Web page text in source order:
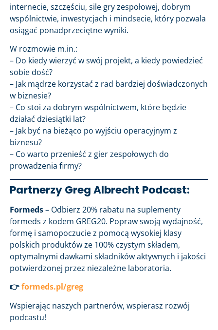
internecie, szczęściu, sile gry zespołowej, dobrym
wspólnictwie, inwestycjach i mindsecie, który pozwala
osiągać ponadprzeciętne wyniki.
W rozmowie m.in.:
– Do kiedy wierzyć w swój projekt, a kiedy powiedzieć
sobie dość?
– Jak mądrze korzystać z rad bardziej doświadczonych
w biznesie?
– Co stoi za dobrym wspólnictwem, które będzie
działać dziesiątki lat?
– Jak być na bieżąco po wyjściu operacyjnym z
biznesu?
– Co warto przenieść z gier zespołowych do
prowadzenia firmy?
Partnerzy Greg Albrecht Podcast:
Formeds– Odbierz 20% rabatu na suplementy
formeds z kodem GREG20. Popraw swoją wydajność,
formę i samopoczucie z pomocą wysokiej klasy
polskich produktów ze 100% czystym składem,
optymalnymi dawkami składników aktywnych i jakości
potwierdzonej przez niezależne laboratoria.
👉formeds.pl/greg
Wspierając naszych partnerów, wspierasz rozwój
podcastu!